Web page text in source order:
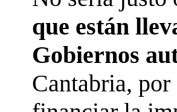
que están
Gobiernos
Cantabria,